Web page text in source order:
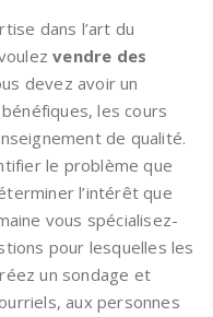
dans l’art du
vendre des
devez avoir un
les cours
de qualité.
le problème que
l’intérêt que
vous spécialisez-
pour lesquelles les
un sondage et
aux personnes